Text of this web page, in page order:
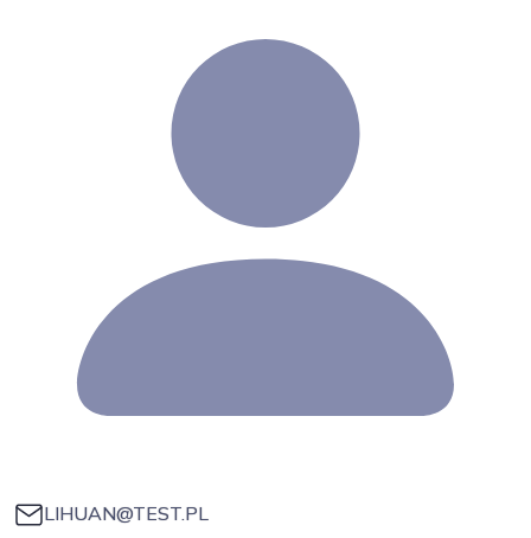
LIHUAN@TEST.PL